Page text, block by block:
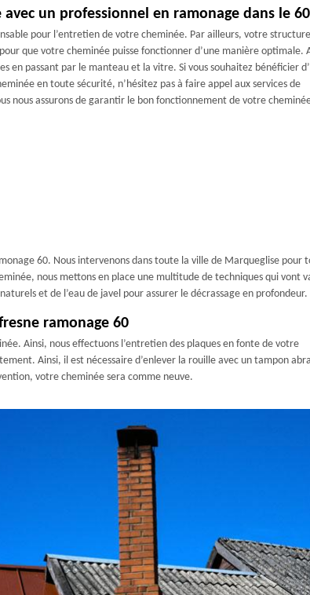
un professionnel en ramonage dans le
pour l’entretien de votre cheminée. Par ailleurs, votre
que votre cheminée puisse fonctionner d’une manière optimale.
en passant par le manteau et la vitre. Si vous souhaitez bénéficier
en toute sécurité, n’hésitez pas à faire appel aux services de
nous assurons de garantir le bon fonctionnement de votre
60. Nous intervenons dans toute la ville de Marqueglise pour
nous mettons en place une multitude de techniques qui vont
et de l’eau de javel pour assurer le décrassage en profondeur.
ramonage 60
Ainsi, nous effectuons l’entretien des plaques en fonte de votre
Ainsi, il est nécessaire d’enlever la rouille avec un tampon
votre cheminée sera comme neuve.